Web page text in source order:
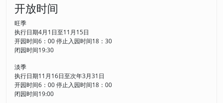
开放时间
旺季
执行日期4月1日至11月15日
开园时间6：00 停止入园时间18：30
闭园时间19:30
淡季
执行日期11月16日至次年3月31日
开园时间6：00 停止入园时间18：00
闭园时间19:00